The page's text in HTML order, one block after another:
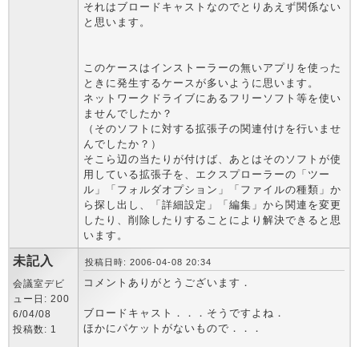
それはブロードキャストなのでとりあえず関係ない
と思います。
このケースはインストーラーの無いアプリを使った
ときに発生するケースが多いように思います。
ネットワークドライブにあるフリーソフト等を使い
ませんでしたか？
（そのソフトに対する拡張子の関連付けを行いませ
んでしたか？）
そこら辺の当たりが付けば、あとはそのソフトが使
用している拡張子を、エクスプローラーの「ツー
ル」「フォルダオプション」「ファイルの種類」か
ら探し出し、「詳細設定」「編集」から関連を変更
したり、削除したりすることにより解決できると思
います。
未記入
会議室デビ
ュー日: 200
6/04/08
投稿数: 1
投稿日時: 2006-04-08 20:34
コメントありがとうございます．
ブロードキャスト．．．そうですよね．
ほかにパケットがないもので．．．